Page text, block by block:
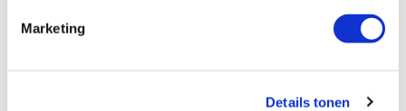
Marketing
Details tonen
SPECIFICATIES CAMPER